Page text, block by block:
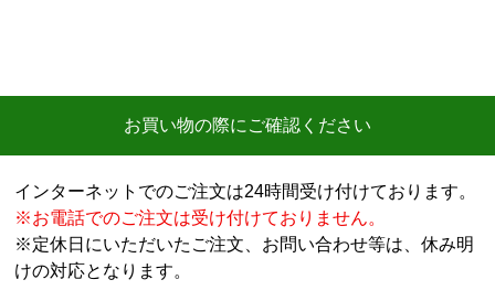
お買い物の際にご確認ください
インターネットでのご注文は24時間受け付けております。
※お電話でのご注文は受け付けておりません。
※定休日にいただいたご注文、お問い合わせ等は、休み明
けの対応となります。